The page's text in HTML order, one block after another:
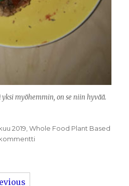
myöhemmin, on se niin hyvää.
2019 ,Whole Food Plant Based
artikkeliin